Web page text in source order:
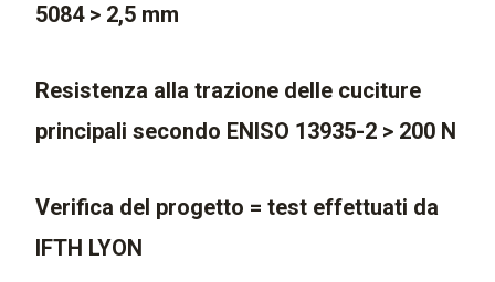
5084 > 2,5 mm
Resistenza alla trazione delle cuciture
principali secondo ENISO 13935-2 > 200 N
Verifica del progetto = test effettuati da
IFTH LYON